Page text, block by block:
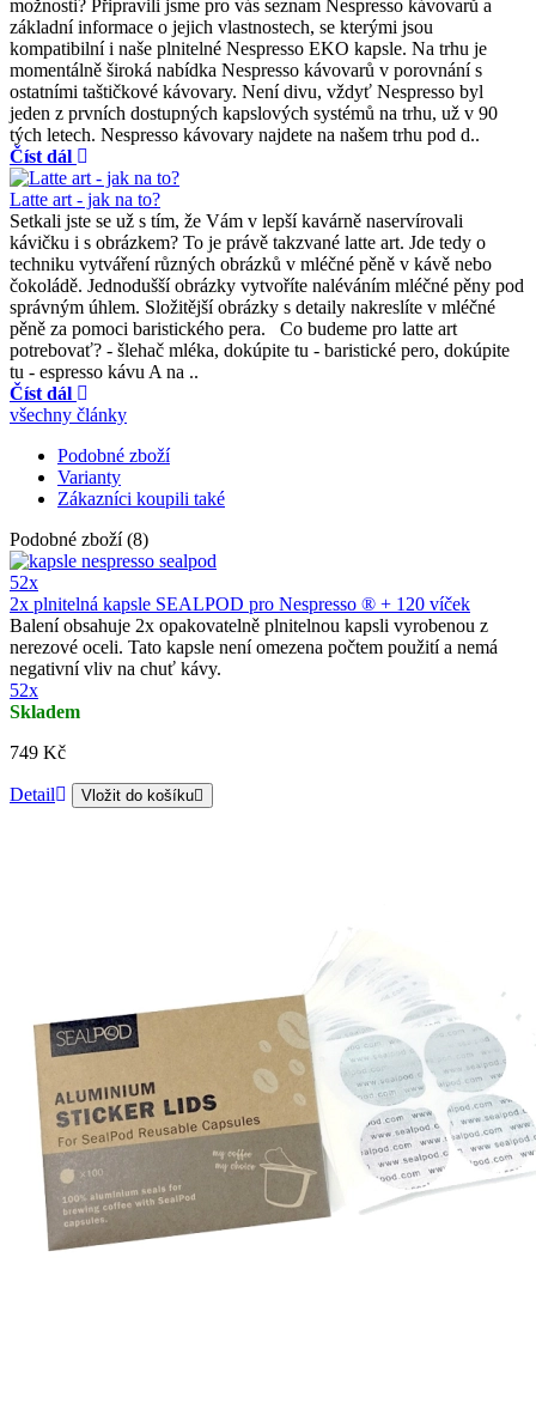
možnosti? Připravili jsme pro vás seznam Nespresso kávovarů a
základní informace o jejich vlastnostech, se kterými jsou
kompatibilní i naše plnitelné Nespresso EKO kapsle. Na trhu je
momentálně široká nabídka Nespresso kávovarů v porovnání s
ostatními taštičkové kávovary. Není divu, vždyť Nespresso byl
jeden z prvních dostupných kapslových systémů na trhu, už v 90
tých letech. Nespresso kávovary najdete na našem trhu pod d..
Číst dál
Latte art - jak na to?
Setkali jste se už s tím, že Vám v lepší kavárně naservírovali
kávičku i s obrázkem? To je právě takzvané latte art. Jde tedy o
techniku vytváření různých obrázků v mléčné pěně v kávě nebo
čokoládě. Jednodušší obrázky vytvoříte naléváním mléčné pěny pod
správným úhlem. Složitější obrázky s detaily nakreslíte v mléčné
pěně za pomoci baristického pera. Co budeme pro latte art
potrebovať? - šlehač mléka, dokúpite tu - baristické pero, dokúpite
tu - espresso kávu A na ..
Číst dál
všechny články
Podobné zboží
Varianty
Zákazníci koupili také
Podobné zboží (8)
52x
2x plnitelná kapsle SEALPOD pro Nespresso ® + 120 víček
Balení obsahuje 2x opakovatelně plnitelnou kapsli vyrobenou z
nerezové oceli. Tato kapsle není omezena počtem použití a nemá
negativní vliv na chuť kávy.
52x
Skladem
749 Kč
Detail Vložit do košíku